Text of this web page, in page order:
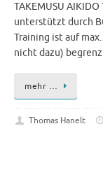
TAKEMUSU
unterstützt durch
Training ist auf
nicht dazu)
mehr …
Thomas Hanelt